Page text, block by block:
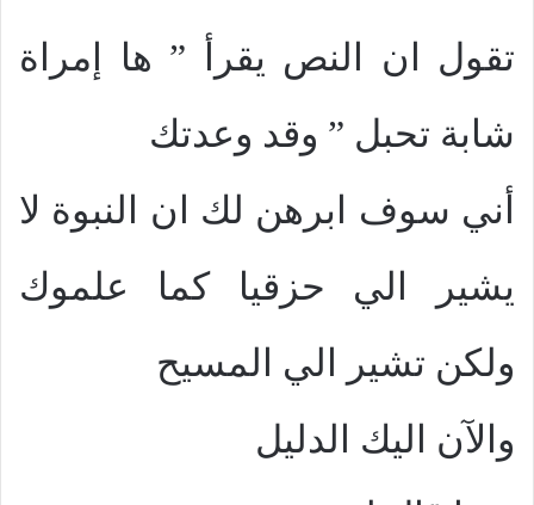
تقول ان النص يقرأ ” ها إمراة
شابة تحبل ” وقد وعدتك
أني سوف ابرهن لك ان النبوة لا
يشير الي حزقيا كما علموك
ولكن تشير الي المسيح
والآن اليك الدليل